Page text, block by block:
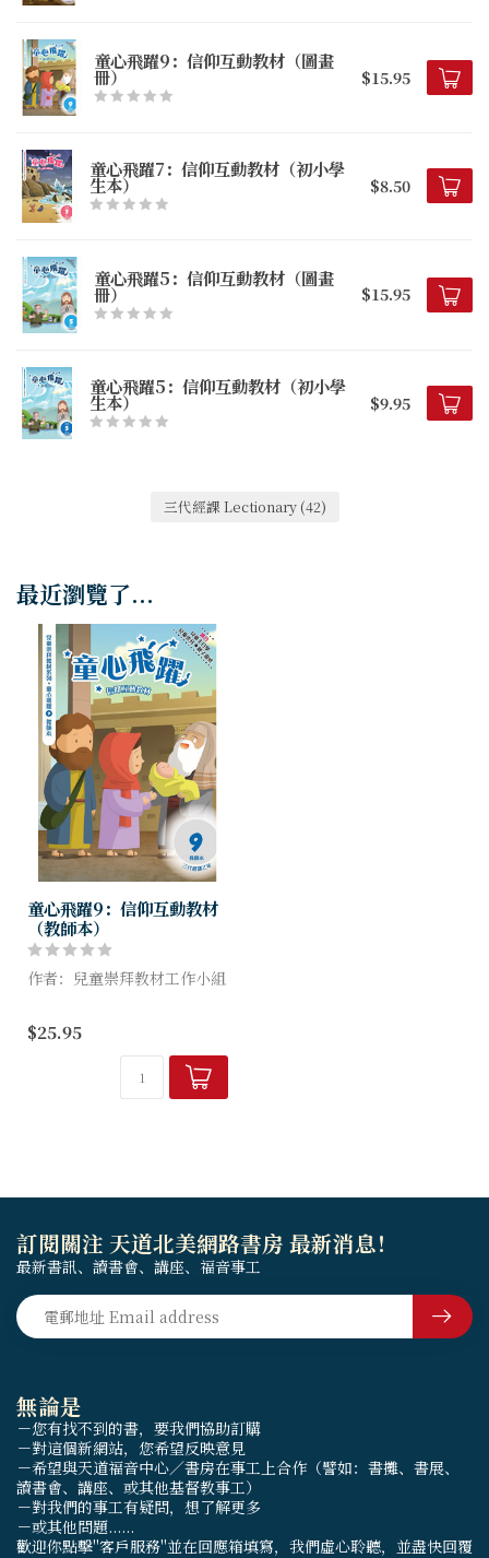
童心飛躍9：信仰互動教材（圖畫
冊） $15.95
童心飛躍7：信仰互動教材（初小學
生本） $8.50
童心飛躍5：信仰互動教材（圖畫
冊） $15.95
童心飛躍5：信仰互動教材（初小學
生本） $9.95
三代經課 Lectionary (42)
最近瀏覽了...
童心飛躍9：信仰互動教材
（教師本）
作者：兒童崇拜教材工作小組
拜教材，是採用教會年之三代
經課經文為主軸，各項環節建
構在每週經課之上，配合教會
年的特色，不論信息、禱...
$25.95
無論是
－您有找不到的書，要我們協助訂購
－對這個新網站，您希望反映意見
－希望與天道福音中心／書房在事工上合作（譬如：書攤、書展、
讀書會、講座、或其他基督教事工）
－對我們的事工有疑問，想了解更多
－或其他問題......
歡迎你點擊"客戶服務"並在回應箱填寫，我們虛心聆聽，並盡快回覆
訂閱關注 天道北美網路書房 最新消息！
最新書訊、讀書會、講座、福音事工